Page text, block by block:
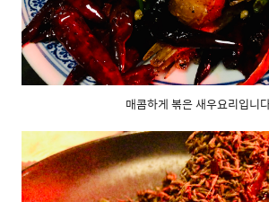
매콤하게 볶은 새우요리입니